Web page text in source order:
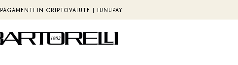
PAGAMENTI IN CRIPTOVALUTE | LUNUPAY